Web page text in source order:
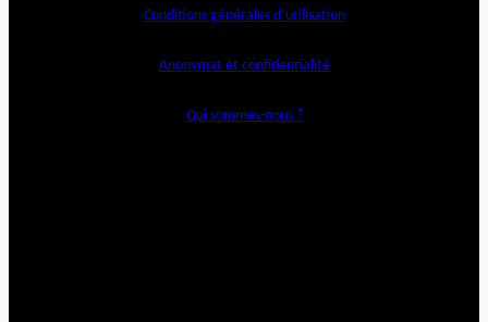
Conditions générales d’utilisation
Anonymat et confidentialité
Qui sommes-nous ?